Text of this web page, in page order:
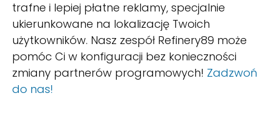
trafne i lepiej płatne reklamy, specjalnie
ukierunkowane na lokalizację Twoich
użytkowników. Nasz zespół Refinery89 może
pomóc Ci w konfiguracji bez konieczności
zmiany partnerów programowych! Zadzwoń
do nas!